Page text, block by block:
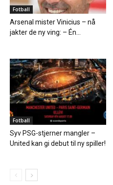
Fotball
Arsenal mister Vinicius – nå
jakter de ny ving: – Én...
Fotball
Syv PSG-stjerner mangler –
United kan gi debut til ny spiller!